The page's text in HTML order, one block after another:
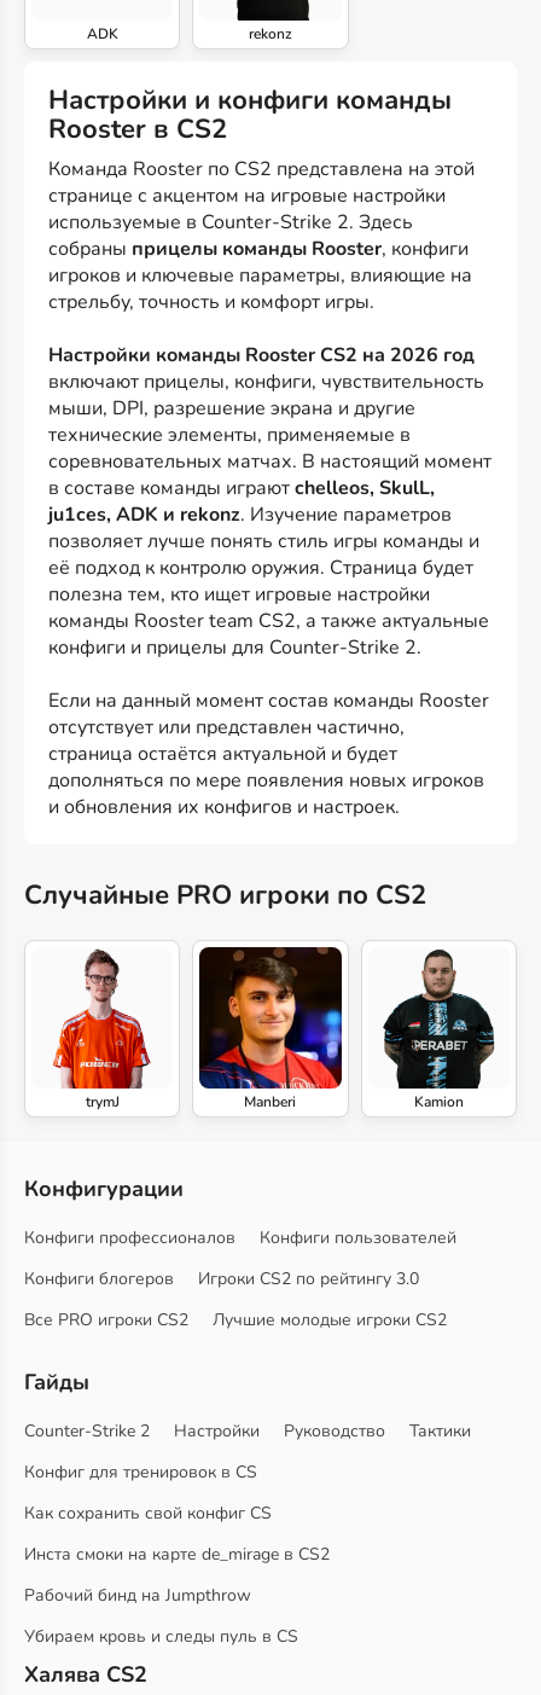
ADK rekonz
Настройки и конфиги команды
Rooster в CS2
Команда Rooster по CS2 представлена на этой
странице с акцентом на игровые настройки
используемые в Counter-Strike 2. Здесь
собраны прицелы команды Rooster, конфиги
игроков и ключевые параметры, влияющие на
стрельбу, точность и комфорт игры.
Настройки команды Rooster CS2 на 2026 год
включают прицелы, конфиги, чувствительность
мыши, DPI, разрешение экрана и другие
технические элементы, применяемые в
соревновательных матчах. В настоящий момент
в составе команды играютchelleos, SkulL,
ju1ces, ADK и rekonz. Изучение параметров
позволяет лучше понять стиль игры команды и
её подход к контролю оружия. Страница будет
полезна тем, кто ищет игровые настройки
команды Rooster team CS2, а также актуальные
конфиги и прицелы для Counter-Strike 2.
Если на данный момент состав команды Rooster
отсутствует или представлен частично,
страница остаётся актуальной и будет
дополняться по мере появления новых игроков
и обновления их конфигов и настроек.
Случайные PRO игроки по CS2
trymJ Manberi Kamion
Конфигурации
Конфиги профессионалов
Конфиги пользователей
Конфиги блогеров
Игроки CS2 по рейтингу 3.0
Все PRO игроки CS2
Лучшие молодые игроки CS2
Гайды
Counter-Strike 2 Настройки Руководство
Тактики
Конфиг для тренировок в CS
Как сохранить свой конфиг CS
Инста смоки на карте de_mirage в CS2
Рабочий бинд на Jumpthrow
Убираем кровь и следы пуль в CS
Халява CS2